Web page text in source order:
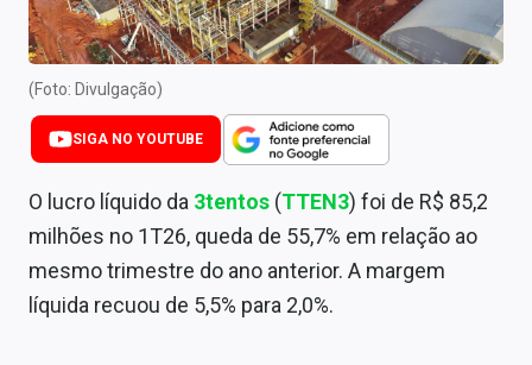
Central de Dividendos
Central de Fundos Imobiliários
Central dos IPOs
Renda Fixa
Finanças Pessoais
Mercados
(Foto: Divulgação)
SIGA NO YOUTUBE
O lucro líquido da 3tentos (TTEN3) foi de R$ 85,2
milhões no 1T26, queda de 55,7% em relação ao
mesmo trimestre do ano anterior. A margem
líquida recuou de 5,5% para 2,0%.